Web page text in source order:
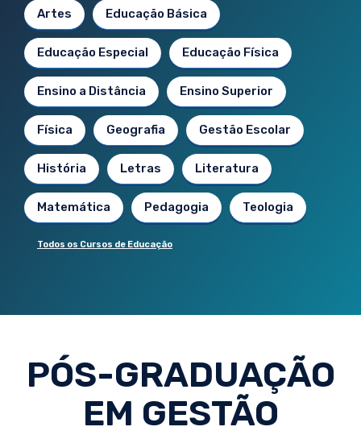
Artes Educação Básica
Educação Especial Educação Física
Ensino a Distância Ensino Superior
Física Geografia Gestão Escolar
História Letras Literatura
Matemática Pedagogia Teologia
Todos os Cursos de Educação
PÓS-GRADUAÇÃO
EM GESTÃO